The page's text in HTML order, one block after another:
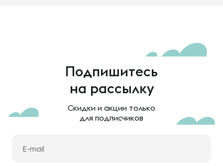
Подпишитесь
на рассылку
Скидки и акции только
для подписчиков